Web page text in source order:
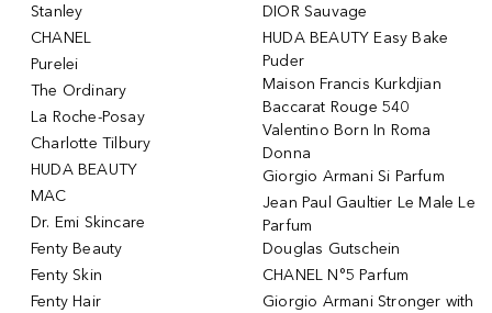
Stanley
CHANEL
Purelei
The Ordinary
La Roche-Posay
Charlotte Tilbury
HUDA BEAUTY
MAC
Dr. Emi Skincare
Fenty Beauty
Fenty Skin
Fenty Hair
DIOR Sauvage
HUDA BEAUTY Easy Bake
Puder
Maison Francis Kurkdjian
Baccarat Rouge 540
Valentino Born In Roma
Donna
Giorgio Armani Si Parfum
Jean Paul Gaultier Le Male Le
Parfum
Douglas Gutschein
CHANEL N°5 Parfum
Giorgio Armani Stronger with